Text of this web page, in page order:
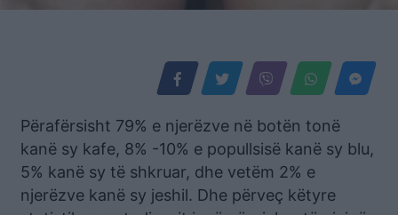
Përafërsisht 79% e njerëzve në botën tonë
kanë sy kafe, 8% -10% e popullsisë kanë sy blu,
5% kanë sy të shkruar, dhe vetëm 2% e
njerëzve kanë sy jeshil. Dhe përveç këtyre